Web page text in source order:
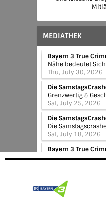
MEDIATHEK
Bayern 3 True
Thu, July 30, 2026
Sat, July 25, 2026
Sat, July 18, 2026
Sat, July 11, 2026